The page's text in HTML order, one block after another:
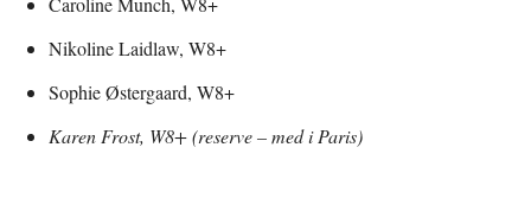
Nikoline Laidlaw, W8+
Sophie Østergaard, W8+
Karen Frost, W8+ (reserve – med i Paris)